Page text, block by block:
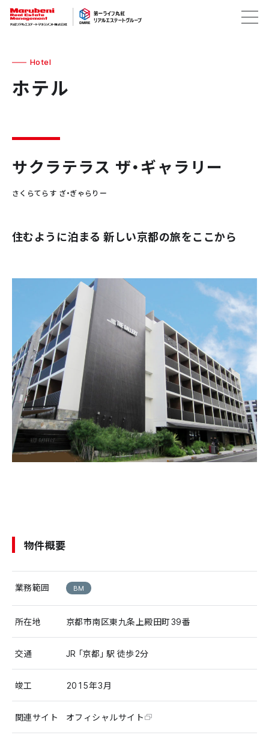
Hotel
ホテル
サクラテラス ザ・ギャラリー
さくらてらす ざ・ぎゃらりー
住むように泊まる 新しい京都の旅をここから
物件概要
業務範囲 BM
所在地 京都市南区東九条上殿田町39番
交通 JR「京都」駅 徒歩2分
竣工 2015年3月
関連サイト オフィシャルサイト